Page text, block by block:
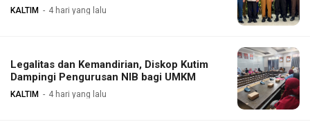
KALTIM 4 hari yang lalu
Legalitas dan Kemandirian, Diskop Kutim
Dampingi Pengurusan NIB bagi UMKM
KALTIM 4 hari yang lalu